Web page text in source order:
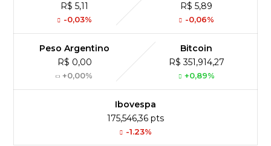
R$ 5,11
-0,03%
R$ 5,89
-0,06%
Peso Argentino
R$ 0,00
+0,00%
Bitcoin
R$ 351,914,27
+0,89%
Ibovespa
175,546,36 pts
-1.23%